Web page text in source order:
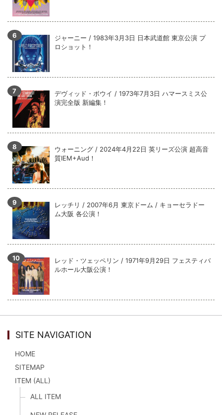
ジャーニー / 1983年3月3日 日本武道館 東京公演 プ
ロショット！
デヴィッド・ボウイ / 1973年7月3日 ハマースミス公
演完全版 新編集！
ウォーニング / 2024年4月22日 英リーズ公演 超高音
質IEM+Aud！
レッチリ / 2007年6月 東京ドーム / キョーセラドー
ム大阪 各公演！
レッド・ツェッペリン / 1971年9月29日 フェスティバ
ルホール大阪公演！
SITE NAVIGATION
HOME
SITEMAP
ITEM (ALL)
ALL ITEM